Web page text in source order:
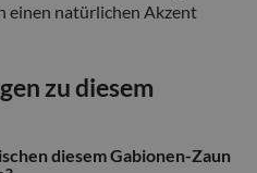
einen natürlichen Akzent
zu diesem
diesem Gabionen-Zaun